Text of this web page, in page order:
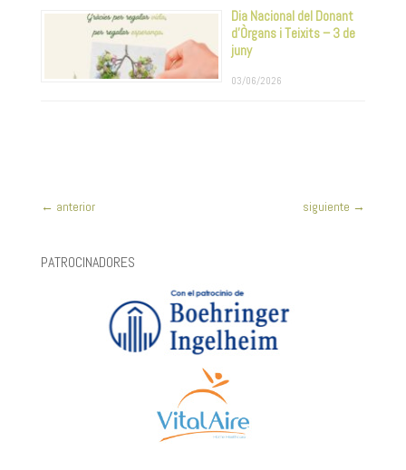
Dia Nacional del Donant
d’Òrgans i Teixits – 3 de
juny
03/06/2026
← anterior siguiente →
PATROCINADORES